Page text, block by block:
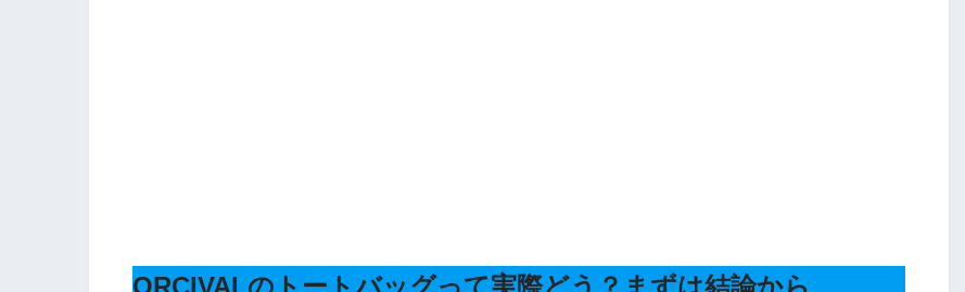
ORCIVALのトートバッグって実際どう？まずは結論から